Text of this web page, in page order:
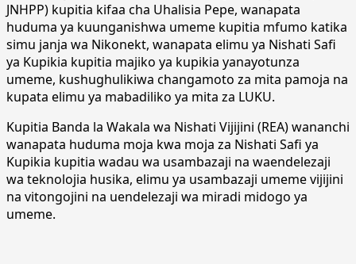
JNHPP) kupitia kifaa cha Uhalisia Pepe, wanapata
huduma ya kuunganishwa umeme kupitia mfumo katika
simu janja wa Nikonekt, wanapata elimu ya Nishati Safi
ya Kupikia kupitia majiko ya kupikia yanayotunza
umeme, kushughulikiwa changamoto za mita pamoja na
kupata elimu ya mabadiliko ya mita za LUKU.
Kupitia Banda la Wakala wa Nishati Vijijini (REA) wananchi
wanapata huduma moja kwa moja za Nishati Safi ya
Kupikia kupitia wadau wa usambazaji na waendelezaji
wa teknolojia husika, elimu ya usambazaji umeme vijijini
na vitongojini na uendelezaji wa miradi midogo ya
umeme.